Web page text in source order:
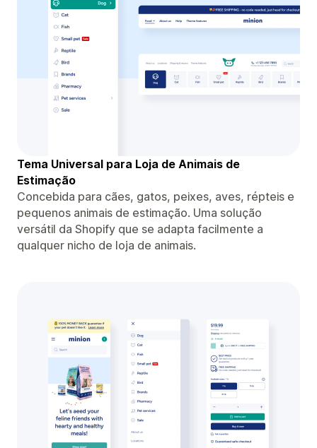
Tema Universal para Loja de Animais de
Estimação
Concebida para cães, gatos, peixes, aves, répteis e
pequenos animais de estimação. Uma solução
versátil da Shopify que se adapta facilmente a
qualquer nicho de loja de animais.